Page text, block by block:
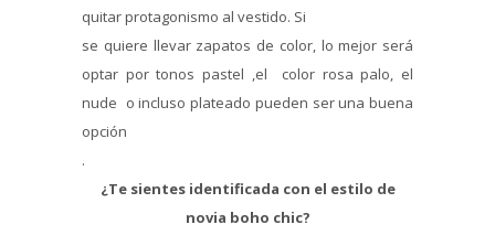
quitar protagonismo al vestido. Si
se quiere llevar zapatos de color, lo mejor será
optar por tonos pastel ,el color rosa palo, el
nude o incluso plateado pueden ser una buena
opción
.
¿Te sientes identificada con el estilo de
novia boho chic?